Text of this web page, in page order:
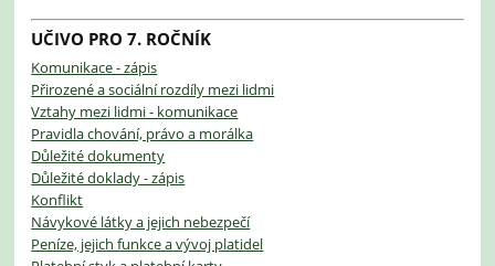
UČIVO PRO 7. ROČNÍK
Komunikace - zápis
Přirozené a sociální rozdíly mezi lidmi
Vztahy mezi lidmi - komunikace
Pravidla chování, právo a morálka
Důležité dokumenty
Důležité doklady - zápis
Konflikt
Návykové látky a jejich nebezpečí
Peníze, jejich funkce a vývoj platidel